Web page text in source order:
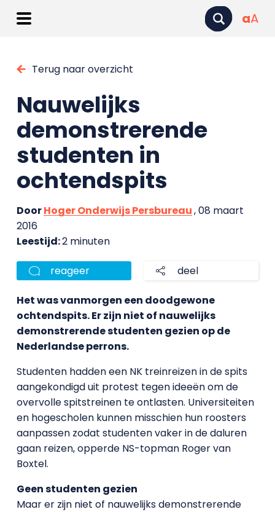
aA
Terug naar overzicht
Nauwelijks
demonstrerende
studenten in
ochtendspits
DoorHoger Onderwijs Persbureau, 08 maart
2016
Leestijd:2 minuten
reageer deel
Het was vanmorgen een doodgewone
ochtendspits. Er zijn niet of nauwelijks
demonstrerende studenten gezien op de
Nederlandse perrons.
Studenten hadden een NK treinreizen in de spits
aangekondigd uit protest tegen ideeën om de
overvolle spitstreinen te ontlasten. Universiteiten
en hogescholen kunnen misschien hun roosters
aanpassen zodat studenten vaker in de daluren
gaan reizen, opperde NS-topman Roger van
Boxtel.
Geen studenten gezien
Maar er zijn niet of nauwelijks demonstrerende